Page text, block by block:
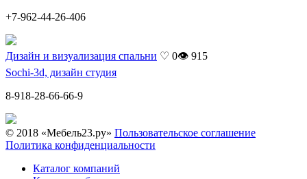
+7-962-44-26-406
Дизайн и визуализация спальни ♡ 0👁 915
Sochi-3d, дизайн студия
8-918-28-66-66-9
© 2018 «Мебель23.ру» Пользовательское соглашение
Политика конфиденциальности
Каталог компаний